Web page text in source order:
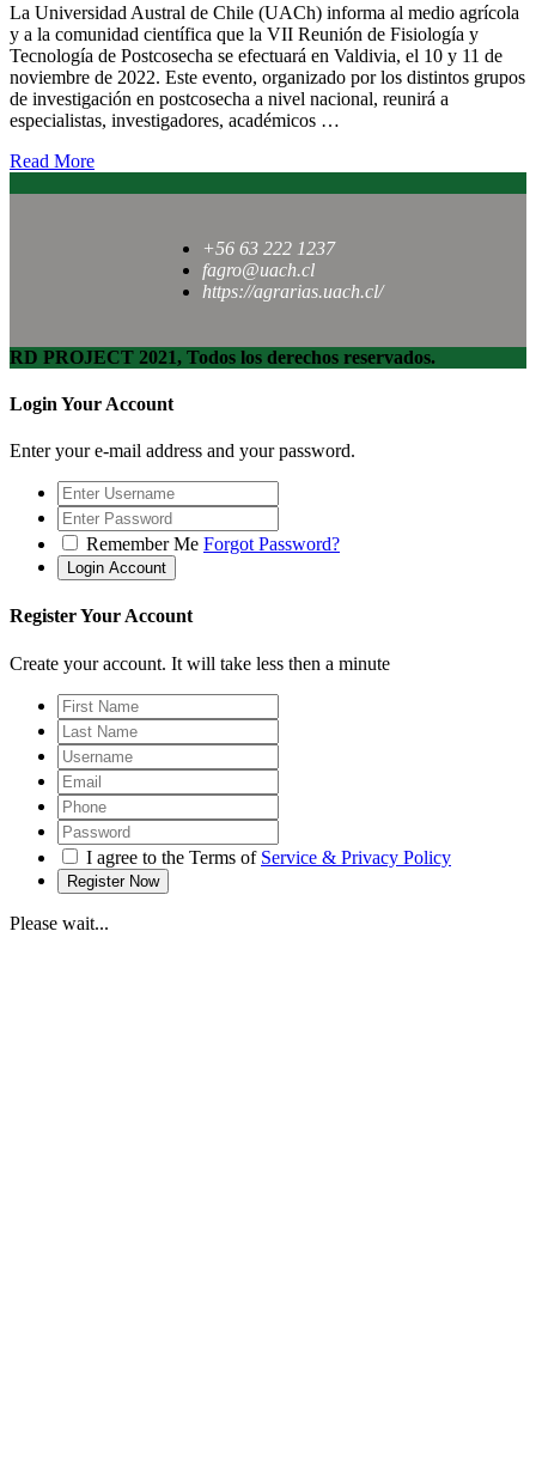
La Universidad Austral de Chile (UACh) informa al medio agrícola
y a la comunidad científica que la VII Reunión de Fisiología y
Tecnología de Postcosecha se efectuará en Valdivia, el 10 y 11 de
noviembre de 2022. Este evento, organizado por los distintos grupos
de investigación en postcosecha a nivel nacional, reunirá a
especialistas, investigadores, académicos …
Read More
+56 63 222 1237
fagro@uach.cl
https://agrarias.uach.cl/
RD PROJECT 2021, Todos los derechos reservados.
Login Your Account
Enter your e-mail address and your password.
Remember Me Forgot Password?
Register Your Account
Create your account. It will take less then a minute
I agree to the Terms of Service & Privacy Policy
Please wait...